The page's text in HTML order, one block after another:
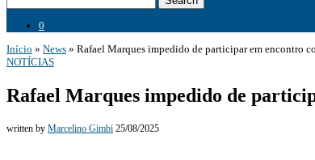
0
Início » News » Rafael Marques impedido de participar em encontro
NOTÍCIAS
Rafael Marques impedido de
written by Marcelino Gimbi 25/08/2025